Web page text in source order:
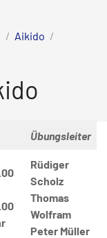
/ Aikido /
Übungsleiter
Rüdiger
Scholz
Thomas
Wolfram
Peter Müller